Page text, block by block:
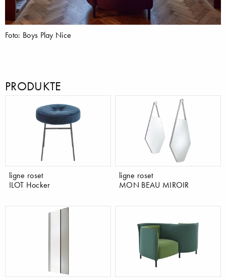
Foto: Boys Play Nice
PRODUKTE
ligne roset
ILOT Hocker
ligne roset
MON BEAU MIROIR